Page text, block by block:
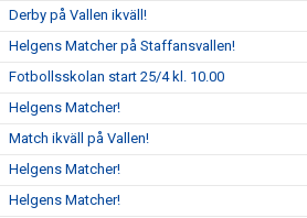
Derby på Vallen ikväll!
Helgens Matcher på Staffansvallen!
Fotbollsskolan start 25/4 kl. 10.00
Helgens Matcher!
Match ikväll på Vallen!
Helgens Matcher!
Helgens Matcher!